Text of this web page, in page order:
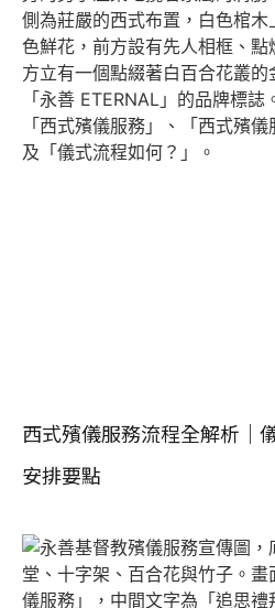
西式殯儀服務流程全解析｜
安排要點